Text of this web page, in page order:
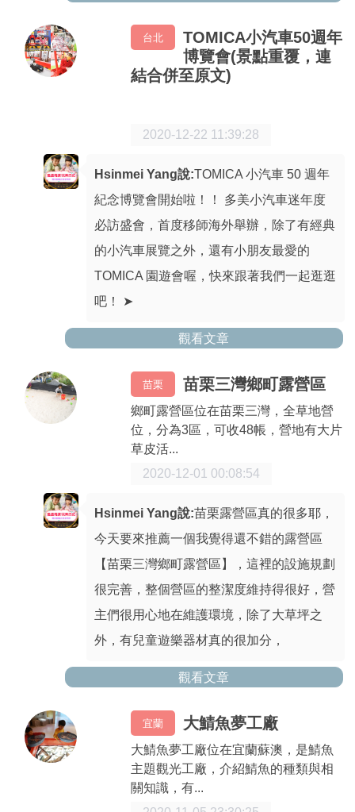
台北
TOMICA小汽車50週年
博覽會(景點重覆，連
結合併至原文)
2020-12-22 11:39:28
Hsinmei Yang說:TOMICA 小汽車 50 週年
紀念博覽會開始啦！！ 多美小汽車迷年度
必訪盛會，首度移師海外舉辦，除了有經典
的小汽車展覽之外，還有小朋友最愛的
TOMICA 園遊會喔，快來跟著我們一起逛逛
吧！ ➤
觀看文章
苗栗 苗栗三灣鄉町露營區
鄉町露營區位在苗栗三灣，全草地營
位，分為3區，可收48帳，營地有大片
草皮活...
2020-12-01 00:08:54
Hsinmei Yang說:苗栗露營區真的很多耶，
今天要來推薦一個我覺得還不錯的露營區
【苗栗三灣鄉町露營區】，這裡的設施規劃
很完善，整個營區的整潔度維持得很好，營
主們很用心地在維護環境，除了大草坪之
外，有兒童遊樂器材真的很加分，
觀看文章
宜蘭 大鯖魚夢工廠
大鯖魚夢工廠位在宜蘭蘇澳，是鯖魚
主題觀光工廠，介紹鯖魚的種類與相
關知識，有...